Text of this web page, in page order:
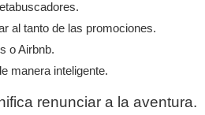
al tanto de las promociones.
o Airbnb.
manera inteligente.
renunciar a la aventura.